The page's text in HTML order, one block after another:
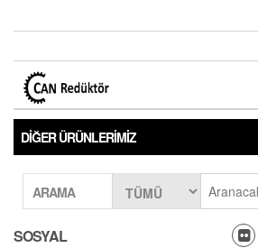
DIĞER ÜRÜNLERIMIZ
ARAMA
SOSYAL